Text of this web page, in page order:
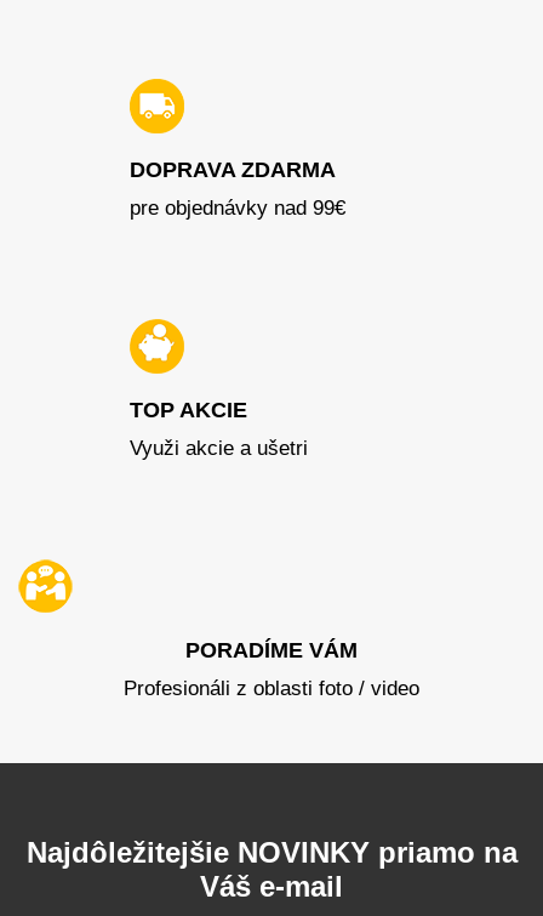
DOPRAVA ZDARMA
pre objednávky nad 99€
TOP AKCIE
Využi akcie a ušetri
PORADÍME VÁM
Profesionáli z oblasti foto / video
Najdôležitejšie NOVINKY priamo na
Váš e-mail